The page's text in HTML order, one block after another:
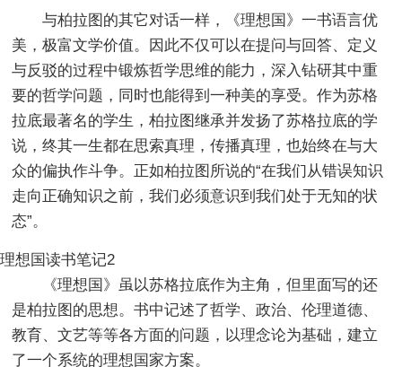
与柏拉图的其它对话一样，《理想国》一书语言优
美，极富文学价值。因此不仅可以在提问与回答、定义
与反驳的过程中锻炼哲学思维的能力，深入钻研其中重
要的哲学问题，同时也能得到一种美的享受。作为苏格
拉底最著名的学生，柏拉图继承并发扬了苏格拉底的学
说，终其一生都在思索真理，传播真理，也始终在与大
众的偏执作斗争。正如柏拉图所说的“在我们从错误知识
走向正确知识之前，我们必须意识到我们处于无知的状
态”。
理想国读书笔记2
《理想国》虽以苏格拉底作为主角，但里面写的还
是柏拉图的思想。书中记述了哲学、政治、伦理道德、
教育、文艺等等各方面的问题，以理念论为基础，建立
了一个系统的理想国家方案。